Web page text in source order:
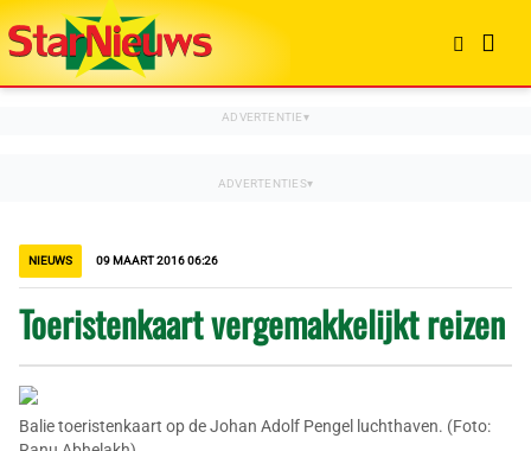
NIEUWS 09 MAART 2016 06:26
Toeristenkaart vergemakkelijkt reizen
Balie toeristenkaart op de Johan Adolf Pengel luchthaven. (Foto: